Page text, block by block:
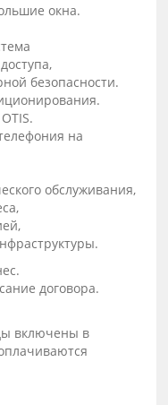
окна.
безопасности.
на
обслуживания,
договора.
включены в